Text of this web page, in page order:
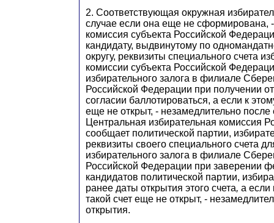
2. Соответствующая окружная
случае если она еще не сформирована,
комиссия субъекта Российской
кандидату, выдвинутому по
округу, реквизиты специального счета
комиссии субъекта Российской
избирательного залога в филиале
Российской Федерации при получении
согласии баллотироваться, а если к
еще не открыт, - незамедлительно после
Центральная избирательная комиссия
сообщает политической партии,
реквизиты своего специального счета
избирательного залога в филиале
Российской Федерации при заверении
кандидатов политической партии,
ранее даты открытия этого счета, а если
такой счет еще не открыт, -
открытия.